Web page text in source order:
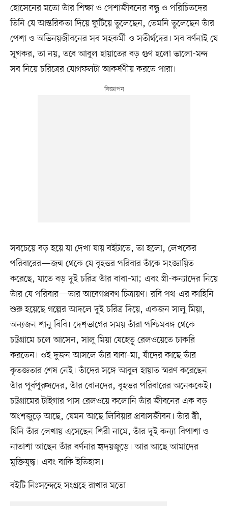
হোসেনের মতো তাঁর শিক্ষা ও পেশাজীবনের বন্ধু ও পরিচিতদের
তিনি যে আন্তরিকতা দিয়ে ফুটিয়ে তুলেছেন, তেমনি তুলেছেন তাঁর
পেশা ও অভিনয়জীবনের সব সহকর্মী ও সতীর্থদের। সব বর্ণনাই যে
সুখকর, তা নয়, তবে আবুল হায়াতের বড় গুণ হলো ভালো-মন্দ
সব নিয়ে চরিত্রের যোগফলটা আকর্ষণীয় করতে পারা।
সবচেয়ে বড় হয়ে যা দেখা যায় বইটাতে, তা হলো, লেখকের
পরিবারের—জন্ম থেকে যে বৃহত্তর পরিবার তাঁকে সংজ্ঞায়িত
করেছে, যাতে বড় দুই চরিত্র তাঁর বাবা–মা; এবং স্ত্রী-কন্যাদের নিয়ে
তাঁর যে পরিবার—তার আবেগপ্রবণ চিত্রায়ণ। রবি পথ-এর কাহিনি
শুরু হয়েছে গল্পের আদলে দুই চরিত্র দিয়ে, একজন সালু মিয়া,
অন্যজন শানু বিবি। দেশভাগের সময় তাঁরা পশ্চিমবঙ্গ থেকে
চট্টগ্রামে চলে আসেন, সালু মিয়া যেহেতু রেলওয়েতে চাকরি
করতেন। ওই দুজন আসলে তাঁর বাবা-মা, যাঁদের কাছে তাঁর
কৃতজ্ঞতার শেষ নেই। তাঁদের সঙ্গে আবুল হায়াত স্মরণ করেছেন
তাঁর পূর্বপুরুষদের, তাঁর বোনদের, বৃহত্তর পরিবারের অনেককেই।
চট্টগ্রামের টাইগার পাস রেলওয়ে কলোনি তাঁর জীবনের এক বড়
অংশজুড়ে আছে, যেমন আছে লিবিয়ার প্রবাসজীবন। তাঁর স্ত্রী,
যিনি তাঁর লেখায় এসেছেন শিরী নামে, তাঁর দুই কন্যা বিপাশা ও
নাতাশা আছেন তাঁর বর্ণনার হৃদয়জুড়ে। আর আছে আমাদের
মুক্তিযুদ্ধ। এবং বাকি ইতিহাস।
বইটি নিঃসন্দেহে সংগ্রহে রাখার মতো।